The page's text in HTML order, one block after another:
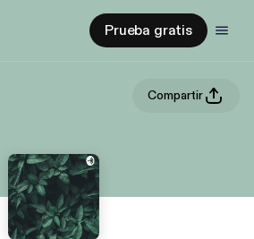
Prueba gratis
Compartir